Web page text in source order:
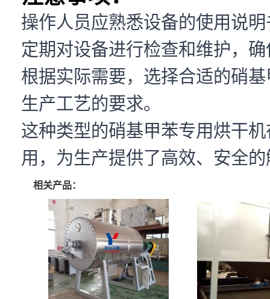
操作人员应熟悉设备的使用说
定期对设备进行检查和维护，
根据实际需要，选择合适的硝
生产工艺的要求。
这种类型的硝基甲苯专用烘干
用，为生产提供了高效、安全
相关产品：